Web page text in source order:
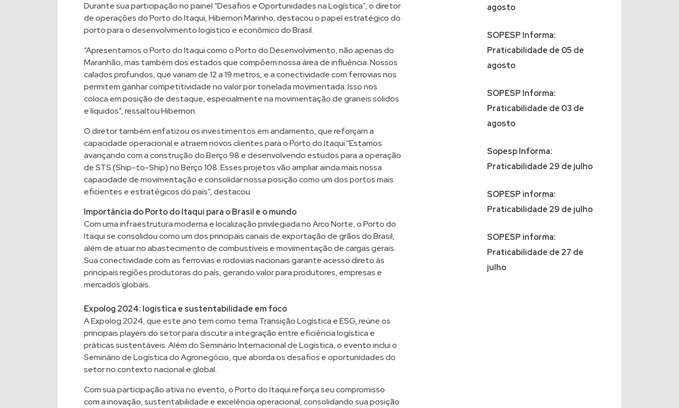
Durante sua participação no painel “Desafios e Oportunidades na Logística”, o diretor
de operações do Porto do Itaqui, Hibernon Marinho, destacou o papel estratégico do
porto para o desenvolvimento logístico e econômico do Brasil.
“Apresentamos o Porto do Itaqui como o Porto do Desenvolvimento, não apenas do
Maranhão, mas também dos estados que compõem nossa área de influência. Nossos
calados profundos, que variam de 12 a 19 metros, e a conectividade com ferrovias nos
permitem ganhar competitividade no valor por tonelada movimentada. Isso nos
coloca em posição de destaque, especialmente na movimentação de graneis sólidos
e líquidos”, ressaltou Hibernon.
O diretor também enfatizou os investimentos em andamento, que reforçam a
capacidade operacional e atraem novos clientes para o Porto do Itaqui.“Estamos
avançando com a construção do Berço 98 e desenvolvendo estudos para a operação
de STS (Ship-to-Ship) no Berço 108. Esses projetos vão ampliar ainda mais nossa
capacidade de movimentação e consolidar nossa posição como um dos portos mais
eficientes e estratégicos do país”, destacou.
Importância do Porto do Itaqui para o Brasil e o mundo
Com uma infraestrutura moderna e localização privilegiada no Arco Norte, o Porto do
Itaqui se consolidou como um dos principais canais de exportação de grãos do Brasil,
além de atuar no abastecimento de combustíveis e movimentação de cargas gerais.
Sua conectividade com as ferrovias e rodovias nacionais garante acesso direto às
principais regiões produtoras do país, gerando valor para produtores, empresas e
mercados globais.
Expolog 2024: logística e sustentabilidade em foco
A Expolog 2024, que este ano tem como tema Transição Logística e ESG, reúne os
principais players do setor para discutir a integração entre eficiência logística e
práticas sustentáveis. Além do Seminário Internacional de Logística, o evento inclui o
Seminário de Logística do Agronegócio, que aborda os desafios e oportunidades do
setor no contexto nacional e global.
Com sua participação ativa no evento, o Porto do Itaqui reforça seu compromisso
com a inovação, sustentabilidade e excelência operacional, consolidando sua posição
agosto
SOPESP Informa:
Praticabilidade de 05 de
agosto
SOPESP Informa:
Praticabilidade de 03 de
agosto
Sopesp Informa:
Praticabilidade 29 de julho
SOPESP informa:
Praticabilidade 29 de julho
SOPESP informa:
Praticabilidade de 27 de
julho